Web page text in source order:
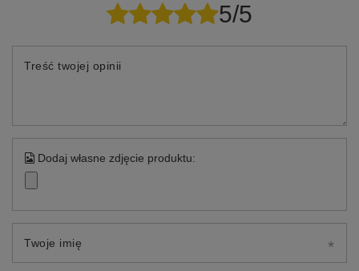
5/5
Treść twojej opinii
Dodaj własne zdjęcie produktu:
Twoje imię